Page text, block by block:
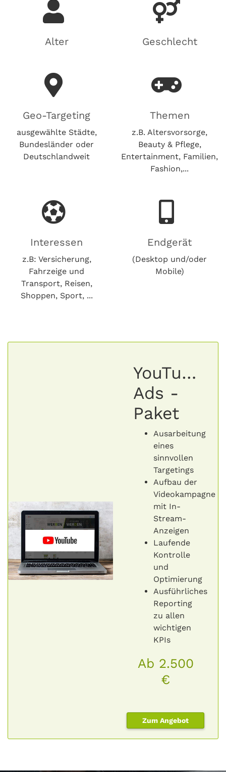
Alter Geschlecht
Geo-Targeting
ausgewählte Städte,
Bundesländer oder
Deutschlandweit
Themen
z.B. Altersvorsorge,
Beauty & Pflege,
Entertainment, Familien,
Fashion,...
Interessen
z.B: Versicherung,
Fahrzeige und
Transport, Reisen,
Shoppen, Sport, ...
Endgerät
(Desktop und/oder
Mobile)
YouTube
Ads -
Paket
Ausarbeitung
eines
sinnvollen
Targetings
Aufbau der
Videokampagne
mit In-
Stream-
Anzeigen
Laufende
Kontrolle
und
Optimierung
Ausführliches
Reporting
zu allen
wichtigen
KPIs
Ab 2.500
€
Zum Angebot